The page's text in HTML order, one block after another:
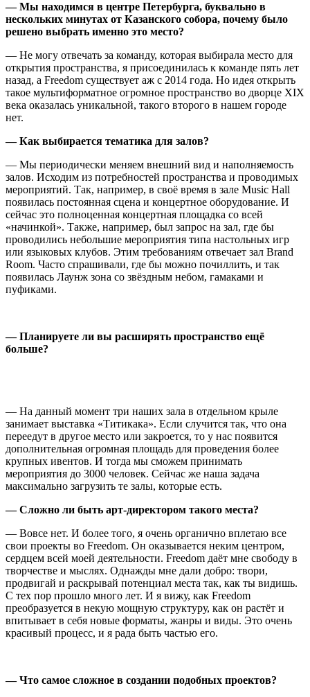
— Мы находимся в центре Петербурга, буквально в
нескольких минутах от Казанского собора, почему было
решено выбрать именно это место?
— Не могу отвечать за команду, которая выбирала место для
открытия пространства, я присоединилась к команде пять лет
назад, а Freedom существует аж с 2014 года. Но идея открыть
такое мультиформатное огромное пространство во дворце XIX
века оказалась уникальной, такого второго в нашем городе
нет.
— Как выбирается тематика для залов?
— Мы периодически меняем внешний вид и наполняемость
залов. Исходим из потребностей пространства и проводимых
мероприятий. Так, например, в своё время в зале Music Hall
появилась постоянная сцена и концертное оборудование. И
сейчас это полноценная концертная площадка со всей
«начинкой». Также, например, был запрос на зал, где бы
проводились небольшие мероприятия типа настольных игр
или языковых клубов. Этим требованиям отвечает зал Brand
Room. Часто спрашивали, где бы можно почиллить, и так
появилась Лаунж зона со звёздным небом, гамаками и
пуфиками.
— Планируете ли вы расширять пространство ещё
больше?
— На данный момент три наших зала в отдельном крыле
занимает выставка «Титикака». Если случится так, что она
переедут в другое место или закроется, то у нас появится
дополнительная огромная площадь для проведения более
крупных ивентов. И тогда мы сможем принимать
мероприятия до 3000 человек. Сейчас же наша задача
максимально загрузить те залы, которые есть.
— Сложно ли быть арт-директором такого места?
— Вовсе нет. И более того, я очень органично вплетаю все
свои проекты во Freedom. Он оказывается неким центром,
сердцем всей моей деятельности. Freedom даёт мне свободу в
творчестве и мыслях. Однажды мне дали добро: твори,
продвигай и раскрывай потенциал места так, как ты видишь.
С тех пор прошло много лет. И я вижу, как Freedom
преобразуется в некую мощную структуру, как он растёт и
впитывает в себя новые форматы, жанры и виды. Это очень
красивый процесс, и я рада быть частью его.
— Что самое сложное в создании подобных проектов?